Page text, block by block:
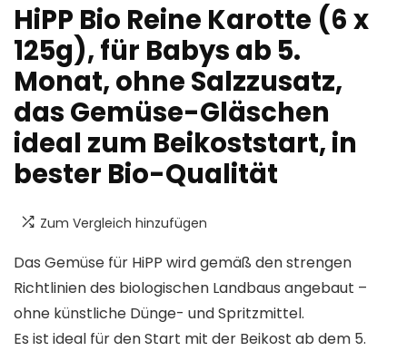
HiPP Bio Reine Karotte (6 x
125g), für Babys ab 5.
Monat, ohne Salzzusatz,
das Gemüse-Gläschen
ideal zum Beikoststart, in
bester Bio-Qualität
Zum Vergleich hinzufügen
Das Gemüse für HiPP wird gemäß den strengen
Richtlinien des biologischen Landbaus angebaut –
ohne künstliche Dünge- und Spritzmittel.
Es ist ideal für den Start mit der Beikost ab dem 5.